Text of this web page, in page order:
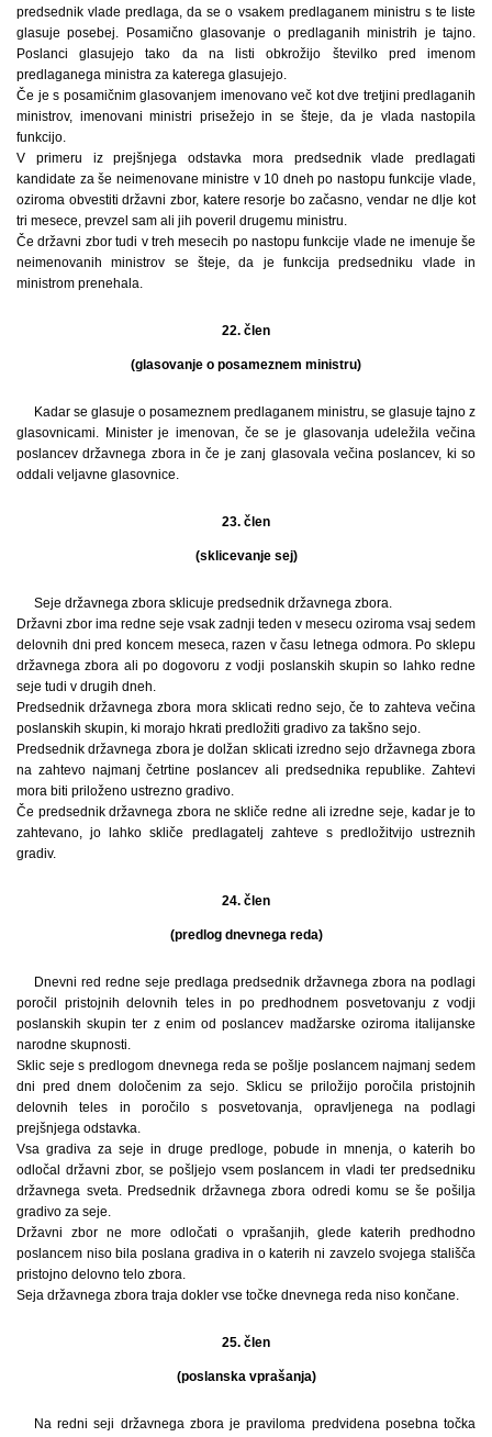
predsednik vlade predlaga, da se o vsakem predlaganem ministru s te liste
glasuje posebej. Posamično glasovanje o predlaganih ministrih je tajno.
Poslanci glasujejo tako da na listi obkrožijo številko pred imenom
predlaganega ministra za katerega glasujejo.
Če je s posamičnim glasovanjem imenovano več kot dve tretjini predlaganih
ministrov, imenovani ministri prisežejo in se šteje, da je vlada nastopila
funkcijo.
V primeru iz prejšnjega odstavka mora predsednik vlade predlagati
kandidate za še neimenovane ministre v 10 dneh po nastopu funkcije vlade,
oziroma obvestiti državni zbor, katere resorje bo začasno, vendar ne dlje kot
tri mesece, prevzel sam ali jih poveril drugemu ministru.
Če državni zbor tudi v treh mesecih po nastopu funkcije vlade ne imenuje še
neimenovanih ministrov se šteje, da je funkcija predsedniku vlade in
ministrom prenehala.
22. člen
(glasovanje o posameznem ministru)
Kadar se glasuje o posameznem predlaganem ministru, se glasuje tajno z
glasovnicami. Minister je imenovan, če se je glasovanja udeležila večina
poslancev državnega zbora in če je zanj glasovala večina poslancev, ki so
oddali veljavne glasovnice.
23. člen
(sklicevanje sej)
Seje državnega zbora sklicuje predsednik državnega zbora.
Državni zbor ima redne seje vsak zadnji teden v mesecu oziroma vsaj sedem
delovnih dni pred koncem meseca, razen v času letnega odmora. Po sklepu
državnega zbora ali po dogovoru z vodji poslanskih skupin so lahko redne
seje tudi v drugih dneh.
Predsednik državnega zbora mora sklicati redno sejo, če to zahteva večina
poslanskih skupin, ki morajo hkrati predložiti gradivo za takšno sejo.
Predsednik državnega zbora je dolžan sklicati izredno sejo državnega zbora
na zahtevo najmanj četrtine poslancev ali predsednika republike. Zahtevi
mora biti priloženo ustrezno gradivo.
Če predsednik državnega zbora ne skliče redne ali izredne seje, kadar je to
zahtevano, jo lahko skliče predlagatelj zahteve s predložitvijo ustreznih
gradiv.
24. člen
(predlog dnevnega reda)
Dnevni red redne seje predlaga predsednik državnega zbora na podlagi
poročil pristojnih delovnih teles in po predhodnem posvetovanju z vodji
poslanskih skupin ter z enim od poslancev madžarske oziroma italijanske
narodne skupnosti.
Sklic seje s predlogom dnevnega reda se pošlje poslancem najmanj sedem
dni pred dnem določenim za sejo. Sklicu se priložijo poročila pristojnih
delovnih teles in poročilo s posvetovanja, opravljenega na podlagi
prejšnjega odstavka.
Vsa gradiva za seje in druge predloge, pobude in mnenja, o katerih bo
odločal državni zbor, se pošljejo vsem poslancem in vladi ter predsedniku
državnega sveta. Predsednik državnega zbora odredi komu se še pošilja
gradivo za seje.
Državni zbor ne more odločati o vprašanjih, glede katerih predhodno
poslancem niso bila poslana gradiva in o katerih ni zavzelo svojega stališča
pristojno delovno telo zbora.
Seja državnega zbora traja dokler vse točke dnevnega reda niso končane.
25. člen
(poslanska vprašanja)
Na redni seji državnega zbora je praviloma predvidena posebna točka